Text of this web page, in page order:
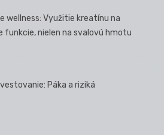
wellness: Využitie kreatínu na
funkcie, nielen na svalovú hmotu
Páka a riziká